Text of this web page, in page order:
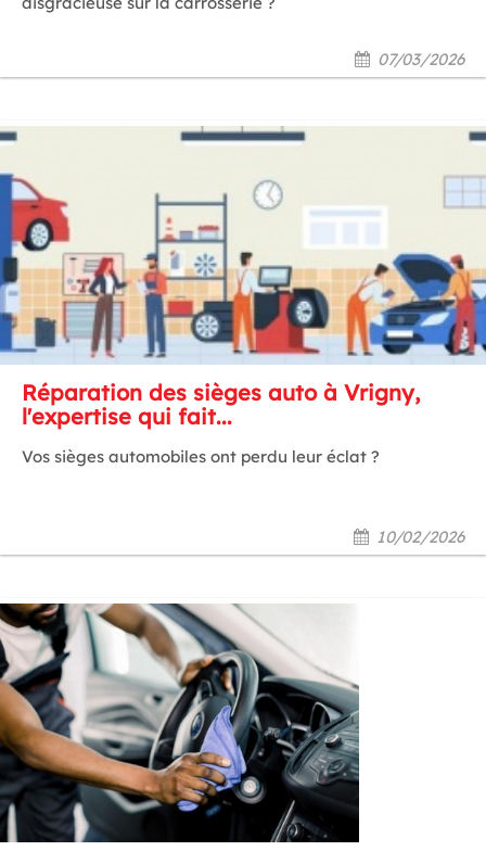
07/03/2026
Réparation des sièges auto à Vrigny,
l'expertise qui fait...
Vos sièges automobiles ont perdu leur éclat ?
10/02/2026